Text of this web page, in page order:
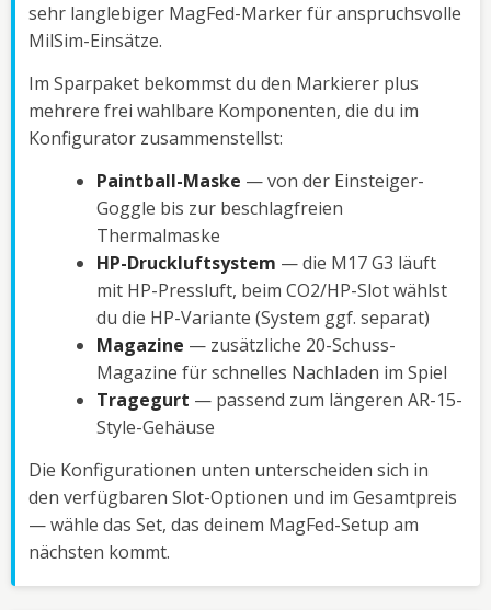
sehr langlebiger MagFed-Marker für anspruchsvolle
MilSim-Einsätze.
Im Sparpaket bekommst du den Markierer plus
mehrere frei wahlbare Komponenten, die du im
Konfigurator zusammenstellst:
Paintball-Maske — von der Einsteiger-
Goggle bis zur beschlagfreien
Thermalmaske
HP-Druckluftsystem — die M17 G3 läuft
mit HP-Pressluft, beim CO2/HP-Slot wählst
du die HP-Variante (System ggf. separat)
Magazine — zusätzliche 20-Schuss-
Magazine für schnelles Nachladen im Spiel
Tragegurt — passend zum längeren AR-15-
Style-Gehäuse
Die Konfigurationen unten unterscheiden sich in
den verfügbaren Slot-Optionen und im Gesamtpreis
— wähle das Set, das deinem MagFed-Setup am
nächsten kommt.